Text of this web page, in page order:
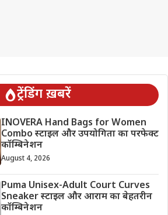
ट्रेंडिंग ख़बरें
INOVERA Hand Bags for Women
Combo स्टाइल और उपयोगिता का परफेक्ट
कॉम्बिनेशन
August 4, 2026
Puma Unisex-Adult Court Curves
Sneaker स्टाइल और आराम का बेहतरीन
कॉम्बिनेशन